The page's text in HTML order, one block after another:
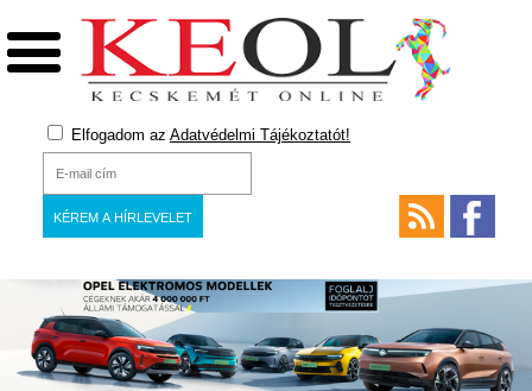
Elfogadom az Adatvédelmi Tájékoztatót!